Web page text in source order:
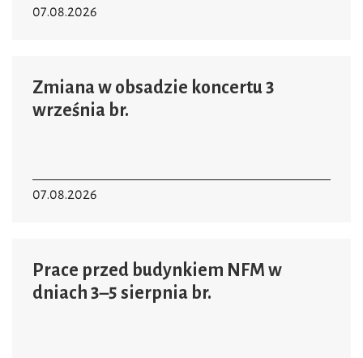
07.08.2026
Zmiana w obsadzie koncertu 3
września br.
07.08.2026
Prace przed budynkiem NFM w
dniach 3–5 sierpnia br.